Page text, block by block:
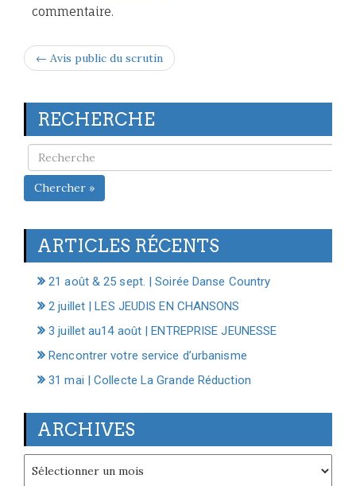
commentaire.
← Avis public du scrutin
RECHERCHE
Chercher »
ARTICLES RÉCENTS
21 août & 25 sept. | Soirée Danse Country
2 juillet | LES JEUDIS EN CHANSONS
3 juillet au14 août | ENTREPRISE JEUNESSE
Rencontrer votre service d’urbanisme
31 mai | Collecte La Grande Réduction
ARCHIVES